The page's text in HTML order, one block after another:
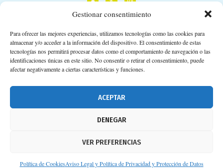
Gestionar consentimiento
Para ofrecer las mejores experiencias, utilizamos tecnologías como las cookies para
almacenar y/o acceder a la información del dispositivo. El consentimiento de estas
tecnologías nos permitirá procesar datos como el comportamiento de navegación o las
identificaciones únicas en este sitio. No consentir o retirar el consentimiento, puede
afectar negativamente a ciertas características y funciones.
ACEPTAR
DENEGAR
VER PREFERENCIAS
Política de CookiesAviso Legal y Política de Privacidad y Protección de Datos
Calle Camino de los Descubrimientos, 11,
Planta 3ª 41092 – Sevilla
674 02 62 03
Aviso legal
Protección de datos personales
Suscripción a Newsletter